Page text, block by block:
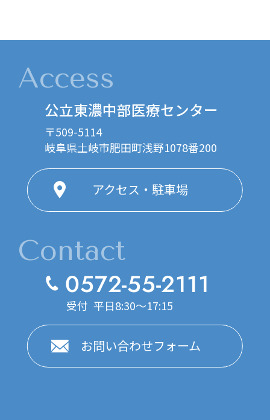
Access
公立東濃中部医療センター
〒509-5114
岐阜県土岐市肥田町浅野1078番200
アクセス・駐車場
Contact
0572-55-2111
受付 平日8:30～17:15
お問い合わせフォーム